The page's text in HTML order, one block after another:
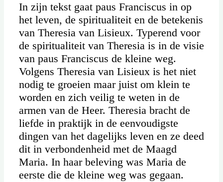
In zijn tekst gaat paus Franciscus in op
het leven, de spiritualiteit en de betekenis
van Theresia van Lisieux. Typerend voor
de spiritualiteit van Theresia is in de visie
van paus Franciscus de kleine weg.
Volgens Theresia van Lisieux is het niet
nodig te groeien maar juist om klein te
worden en zich veilig te weten in de
armen van de Heer. Theresia bracht de
liefde in praktijk in de eenvoudigste
dingen van het dagelijks leven en ze deed
dit in verbondenheid met de Maagd
Maria. In haar beleving was Maria de
eerste die de kleine weg was gegaan.